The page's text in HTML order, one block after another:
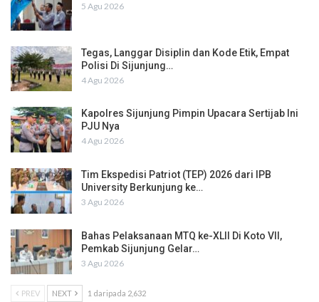
5 Agu 2026
Tegas, Langgar Disiplin dan Kode Etik, Empat
Polisi Di Sijunjung…
4 Agu 2026
Kapolres Sijunjung Pimpin Upacara Sertijab Ini
PJU Nya
4 Agu 2026
Tim Ekspedisi Patriot (TEP) 2026 dari IPB
University Berkunjung ke…
3 Agu 2026
Bahas Pelaksanaan MTQ ke-XLII Di Koto VII,
Pemkab Sijunjung Gelar…
3 Agu 2026
PREV NEXT 1 daripada 2,632